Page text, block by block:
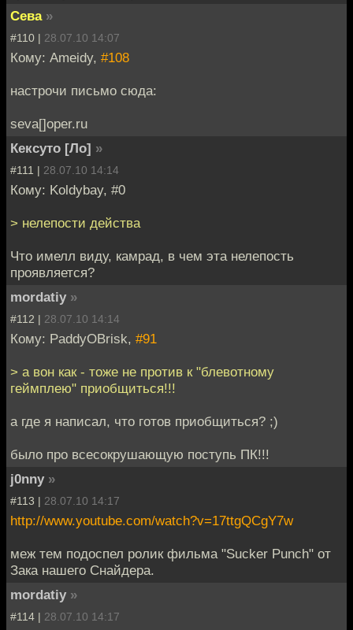
Сева »
#110 | 28.07.10 14:07
Кому: Ameidy, #108
настрочи письмо сюда:
seva[]oper.ru
Кексуто [Ло] »
#111 | 28.07.10 14:14
Кому: Koldybay, #0
> нелепости действа
Что имелл виду, камрад, в чем эта нелепость
проявляется?
mordatiy »
#112 | 28.07.10 14:14
Кому: PaddyOBrisk, #91
> а вон как - тоже не против к "блевотному
геймплею" приобщиться!!!
а где я написал, что готов приобщиться? ;)
было про всесокрушающую поступь ПК!!!
j0nny »
#113 | 28.07.10 14:17
http://www.youtube.com/watch?v=17ttgQCgY7w
меж тем подоспел ролик фильма "Sucker Punch" от
Зака нашего Снайдера.
mordatiy »
#114 | 28.07.10 14:17